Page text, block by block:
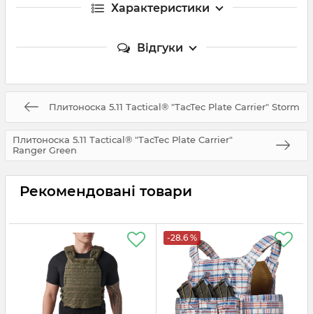
Характеристики
Відгуки
Плитоноска 5.11 Tactical® "TacTec Plate Carrier" Storm
Плитоноска 5.11 Tactical® "TacTec Plate Carrier"
Ranger Green
Рекомендовані товари
-28.6 %